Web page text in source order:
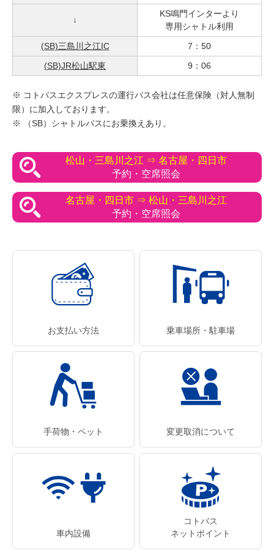
↓
KS鳴門インターより
専用シャトル利用
(SB)三島川之江IC 7：50
(SB)JR松山駅東 9：06
※ コトバスエクスプレスの運行バス会社は任意保険（対人無制
限）に加入しております。
※ （SB）シャトルバスにお乗換えあり。
松山・三島川之江 ⇒ 名古屋・四日市
予約・空席照会
名古屋・四日市 ⇒ 松山・三島川之江
予約・空席照会
お支払い方法 乗車場所・駐車場
手荷物・ペット 変更取消について
車内設備
コトバス
ネットポイント